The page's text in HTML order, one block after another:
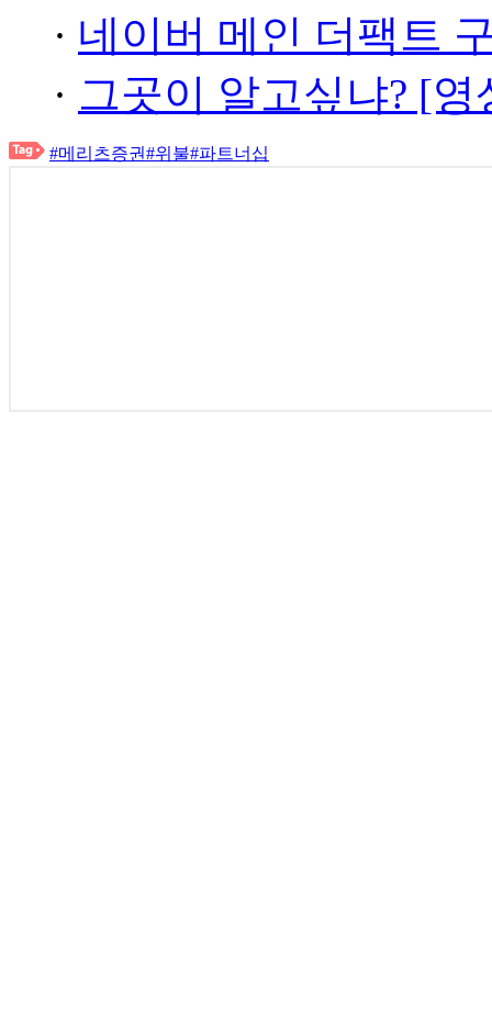
· 네이버 메인 더팩트
· 그곳이 알고싶냐? [
#메리츠증권#위불#파트너십